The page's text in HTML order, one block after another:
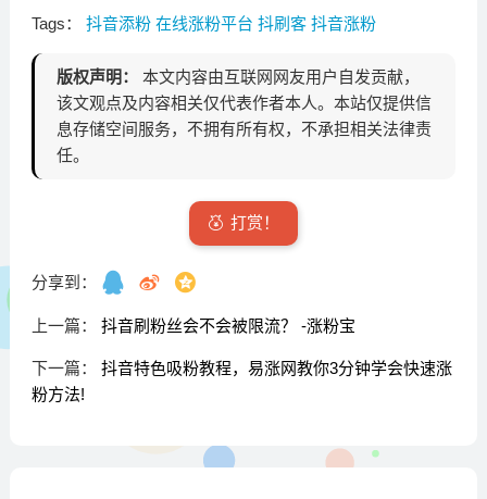
Tags： 抖音添粉 在线涨粉平台 抖刷客 抖音涨粉
版权声明：
本文内容由互联网网友用户自发贡献，
该文观点及内容相关仅代表作者本人。本站仅提供信
息存储空间服务，不拥有所有权，不承担相关法律责
任。
打赏！
分享到：
上一篇： 抖音刷粉丝会不会被限流？ -涨粉宝
下一篇： 抖音特色吸粉教程，易涨网教你3分钟学会快速涨
粉方法!